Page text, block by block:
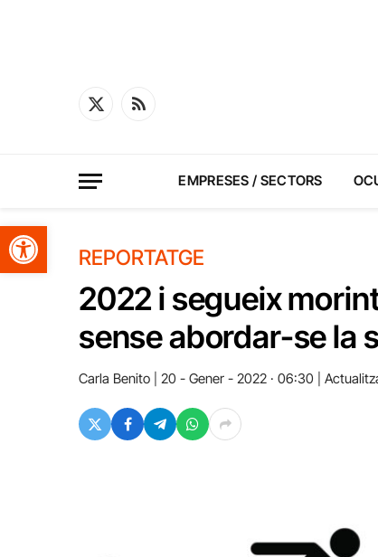
Obre la barra d'eines
X
RSS
EMPRESES / SECTORS
REPORTATGE
2022 i segueix
sense abordar-se la
Carla Benito 20 - Gener - 2022 · 06:30